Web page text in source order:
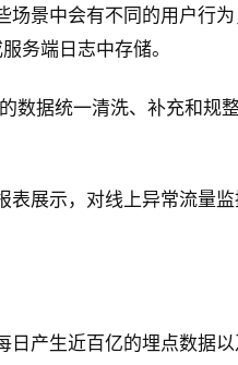
景中会有不同的用户行
务端日志中存储。
据统一清洗、补充和规
展示，对线上异常流量
产生近百亿的埋点数据